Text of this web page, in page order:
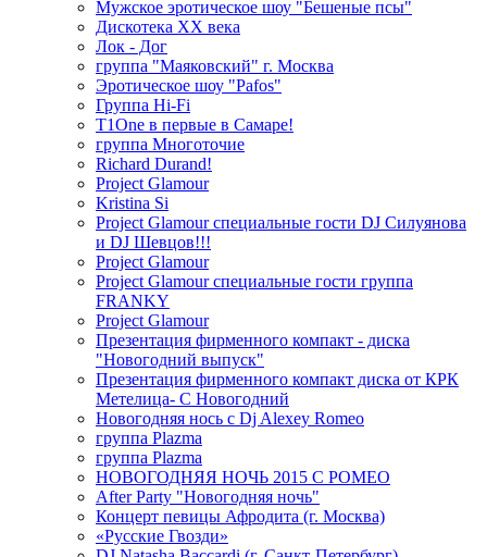
Мужское эротическое шоу "Бешеные псы"
Дискотека ХХ века
Лок - Дог
группа "Маяковский" г. Москва
Эротическое шоу "Pafos"
Группа Hi-Fi
T1One в первые в Самаре!
группа Многоточие
Richard Durand!
Project Glamour
Kristina Si
Project Glamour специальные гости DJ Силуянова
и DJ Шевцов!!!
Project Glamour
Project Glamour специальные гости группа
FRANKY
Project Glamour
Презентация фирменного компакт - диска
"Новогодний выпуск"
Презентация фирменного компакт диска от КРК
Метелица- С Новогодний
Новогодняя нось с Dj Alexey Romeo
группа Plazma
группа Plazma
НОВОГОДНЯЯ НОЧЬ 2015 C РОМЕО
After Party "Новогодняя ночь"
Концерт певицы Афродита (г. Москва)
«Русские Гвозди»